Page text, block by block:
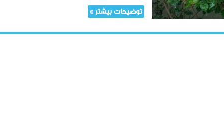
توضیحات بیشتر »